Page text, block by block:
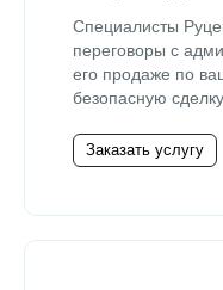
Специалисты
переговоры с
его продаже по
безопасную сделку.
Заказать услугу